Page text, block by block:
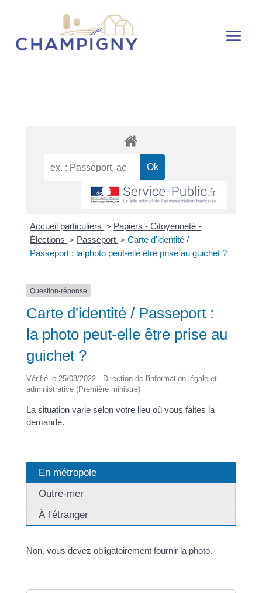
Accueil particuliers > Papiers - Citoyenneté -
Élections
> Passeport > Carte d'identité /
Passeport : la photo peut-elle être prise au guichet ?
Question-réponse
Carte d'identité / Passeport :
la photo peut-elle être prise au
guichet ?
Vérifié le 25/08/2022 - Direction de l'information légale et
administrative (Première ministre)
La situation varie selon votre lieu où vous faites la
demande.
En métropole
Outre-mer
À l'étranger
Non, vous devez obligatoirement fournir la photo.